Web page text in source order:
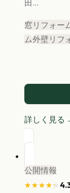
田...
窓リフォー
ム外壁リフ
詳しく見る
公開情報
★★★★★
★★★★★